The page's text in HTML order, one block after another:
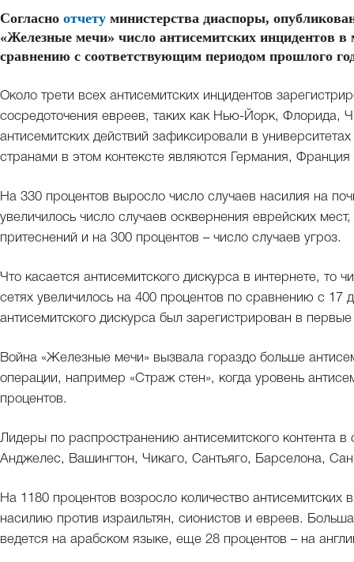
Согласно отчету министерства диаспоры,
«Железные мечи» число антисемитских инцидентов
сравнению с соответствующим периодом прошлого
Около трети всех антисемитских инцидентов
сосредоточения евреев, таких как Нью-Йорк, Флорида,
антисемитских действий зафиксировали в
странами в этом контексте являются Германия,
На 330 процентов выросло число случаев насилия на
увеличилось число случаев осквернения еврейских
притеснений и на 300 процентов – число случаев угроз.
Что касается антисемитского дискурса в интернете, то
сетях увеличилось на 400 процентов по сравнению с
антисемитского дискурса был зарегистрирован в
Война «Железные мечи» вызвала гораздо больше
операции, например «Страж стен», когда уровень
процентов.
Лидеры по распространению антисемитского
Анджелес, Вашингтон, Чикаго, Сантьяго, Барселона,
На 1180 процентов возросло количество
насилию против израильтян, сионистов и евреев.
ведется на арабском языке, еще 28 процентов – на